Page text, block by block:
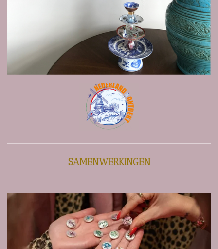
SAMENWERKINGEN